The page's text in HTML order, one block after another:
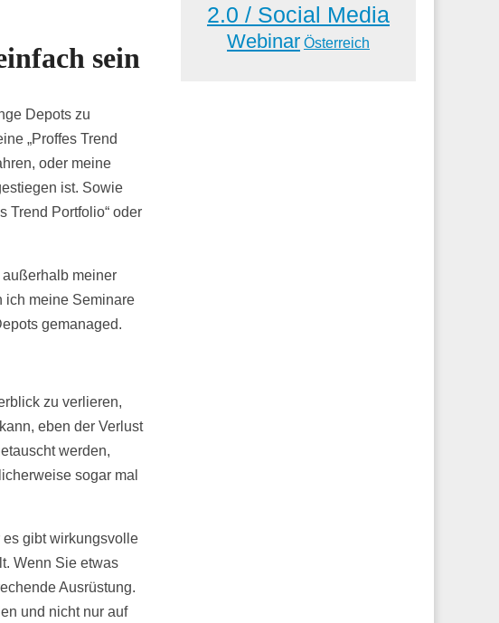
sein
Depots zu
„Proffes Trend
oder meine
ist. Sowie
Trend Portfolio“ oder
meiner
ich meine Seminare
gemanaged.
zu verlieren,
eben der Verlust
werden,
sogar mal
es gibt wirkungsvolle
Wenn Sie etwas
Ausrüstung.
und nicht nur auf
2.0 / Social Media
Webinar Österreich